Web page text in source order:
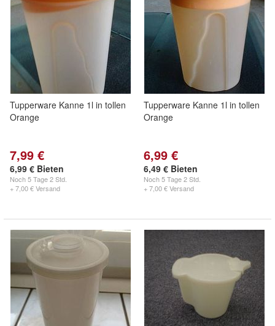
Tupperware Kanne 1l in tollen
Orange
7,99 €
6,99 € Bieten
Noch5 Tage 2 Std.
+ 7,00 € Versand
Tupperware Kanne 1l in tollen
Orange
6,99 €
6,49 € Bieten
Noch5 Tage 2 Std.
+ 7,00 € Versand